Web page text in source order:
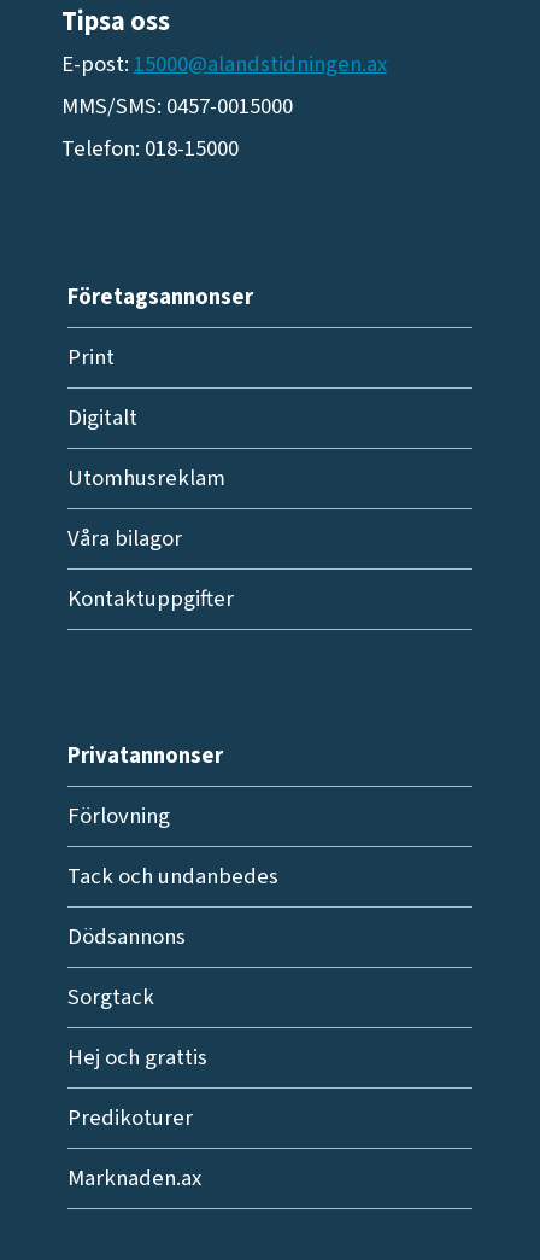
Tipsa oss
E-post: 15000@alandstidningen.ax
MMS/SMS: 0457-0015000
Telefon: 018-15000
Företagsannonser
Print
Digitalt
Utomhusreklam
Våra bilagor
Kontaktuppgifter
Privatannonser
Förlovning
Tack och undanbedes
Dödsannons
Sorgtack
Hej och grattis
Predikoturer
Marknaden.ax